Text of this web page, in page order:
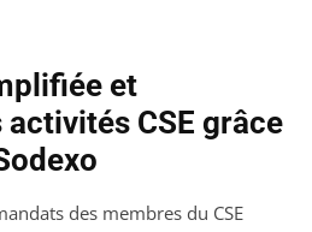
et
CSE grâce
des membres du CSE